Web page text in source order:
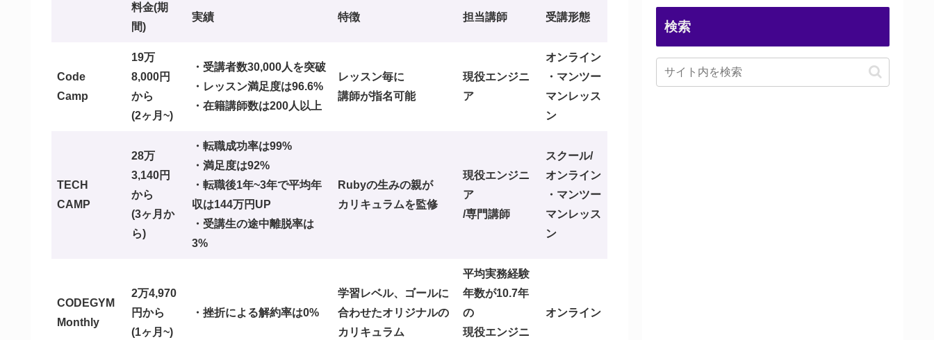
料金(期
間)
実績 特徴 担当講師 受講形態
Code
Camp
19万
8,000円
から
(2ヶ月~)
・受講者数30,000人を突破
・レッスン満足度は96.6%
・在籍講師数は200人以上
レッスン毎に
講師が指名可能
現役エンジニ
ア
オンライン
・マンツー
マンレッス
ン
TECH
CAMP
28万
3,140円
から
(3ヶ月か
ら)
・転職成功率は99%
・満足度は92%
・転職後1年~3年で平均年
収は144万円UP
・受講生の途中離脱率は
3%
Rubyの生みの親が
カリキュラムを監修
現役エンジニ
ア
/専門講師
スクール/
オンライン
・マンツー
マンレッス
ン
CODEGYM
Monthly
2万4,970
円から
(1ヶ月~)
・挫折による解約率は0%
学習レベル、ゴールに
合わせたオリジナルの
カリキュラム
平均実務経験
年数が10.7年
の
現役エンジニ
オンライン
検索